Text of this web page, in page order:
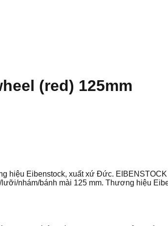
(red) 125mm
Eibenstock, xuất xứ Đức.
nhám/bánh mài 125 mm. Thương hiệu